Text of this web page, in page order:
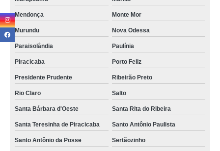
etiqueta branca para imprimir Batatuba
quanto custa etiqueta branca para imprimir Limeira
quanto custa etiqueta branca redonda Parque Boa Esperança
quanto custa etiqueta branca a4 Dic V
quanto custa etiqueta adesiva branca a4 Vila Rica
quanto custa etiqueta branca pequena Jaguariúna
Mendonça Monte Mor
Murundu Nova Odessa
Paraisolândia Paulínia
Piracicaba Porto Feliz
Presidente Prudente Ribeirão Preto
Rio Claro Salto
Santa Bárbara d'Oeste Santa Rita do Ribeira
Santa Teresinha de Piracicaba Santo Antônio Paulista
Santo Antônio da Posse Sertãozinho